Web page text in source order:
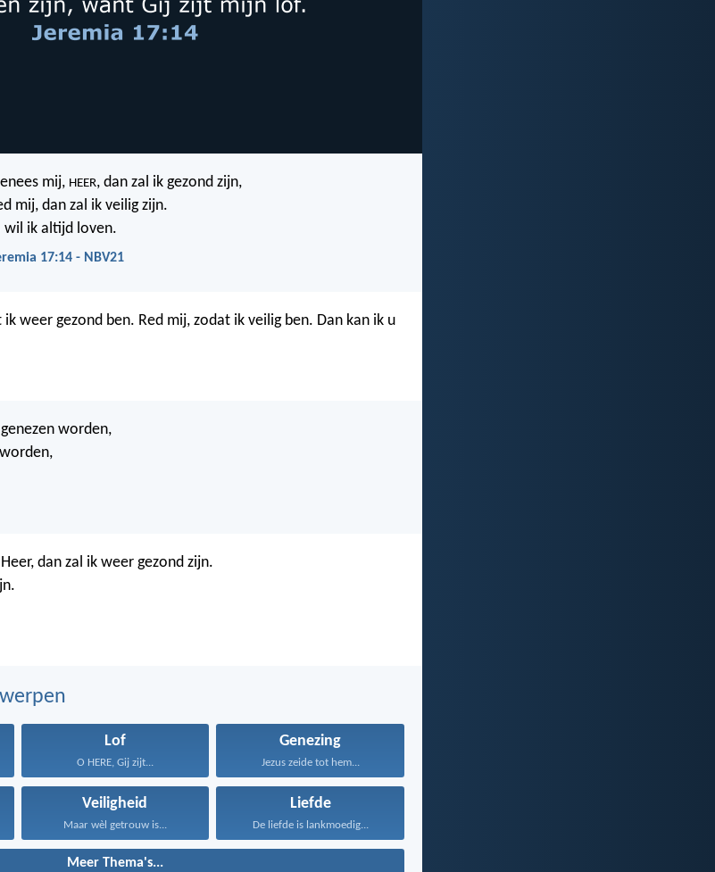
mij, HEER, dan zal ik gezond zijn,
mij, dan zal ik veilig zijn.
wil ik altijd loven.
17:14 - NBV21
weer gezond ben. Red mij, zodat ik veilig ben. Dan kan ik u
worden,
dan zal ik weer gezond zijn.
Lof
O HERE, Gij zijt...
Genezing
Jezus zeide tot hem...
Veiligheid
Maar wèl getrouw is...
Liefde
De liefde is lankmoedig...
Meer Thema's...